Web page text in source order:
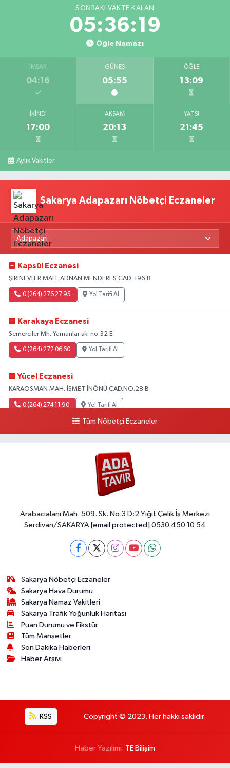
SONRAKI VAKTE KALAN
05:36:19
Öğle Namazı
İMSAK
04:16
GÜNEŞ
05:55
ÖĞLE
13:09
İKINDI
17:00
AKŞAM
20:13
YATSI
21:45
Aylık Vakitler
Sakarya Adapazarı Nöbetçi Eczaneler
Kapsül Eczanesi
ŞİRİNEVLER MAH. ADNAN MENDERES CAD. 196.B
0 (264) 276 27 95 Yol Tarifi Al
Karakaya Eczanesi
Semerciler Mh. Yamanlar sk. no:32 E
0 (264) 272 06 60 Yol Tarifi Al
Yücel Eczanesi
KARAOSMAN MAH. İSMET İNÖNÜ CAD.NO:28 B
0 (264) 274 11 90 Yol Tarifi Al
Tüm Nöbetçi Eczaneler
Arabacıalanı Mah. 509. Sk. No:3 D:2 Yiğit Çelik İş Merkezi
Serdivan/SAKARYA [email protected] 0530 450 10 54
Sakarya Nöbetçi Eczaneler
Sakarya Hava Durumu
Sakarya Namaz Vakitleri
Sakarya Trafik Yoğunluk Haritası
Puan Durumu ve Fikstür
Tüm Manşetler
Son Dakika Haberleri
Haber Arşivi
RSS Copyright © 2023. Her hakkı saklıdır.
Haber Yazılımı: TE Bilişim